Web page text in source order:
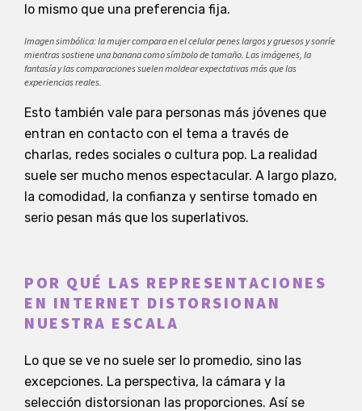
lo mismo que una preferencia fija.
Imagen simbólica: la mujer compara en el celular penes largos y gruesos y sonríe
mientras sostiene una banana como símbolo de tamaño. Las imágenes, la
fantasía y las comparaciones suelen moldear expectativas más que las
experiencias reales.
Esto también vale para personas más jóvenes que
entran en contacto con el tema a través de
charlas, redes sociales o cultura pop. La realidad
suele ser mucho menos espectacular. A largo plazo,
la comodidad, la confianza y sentirse tomado en
serio pesan más que los superlativos.
POR QUÉ LAS REPRESENTACIONES
EN INTERNET DISTORSIONAN
NUESTRA ESCALA
Lo que se ve no suele ser lo promedio, sino las
excepciones. La perspectiva, la cámara y la
selección distorsionan las proporciones. Así se